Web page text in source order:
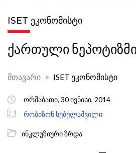
ISET ᲔᲙᲝᲜᲝᲛᲘᲡᲢᲘ
ქართული
მთავარი ISET ეკონომისტი
ორშაბათი, 30 ივნისი, 2014
რობიზონ ხუბულაშვილი
ინკლუზიური ზრდა